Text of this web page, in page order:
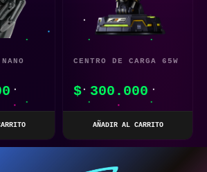
CENTRO DE CARGA 65W
MECHA
$300.000
AÑADIR AL CARRITO